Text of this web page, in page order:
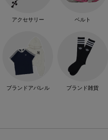
アクセサリー ベルト
ブランドアパレル ブランド雑貨